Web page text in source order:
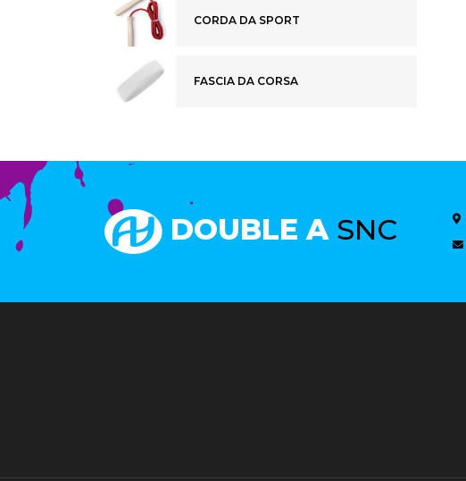
CORDA DA SPORT
FASCIA DA CORSA
DOUBLE A SNC